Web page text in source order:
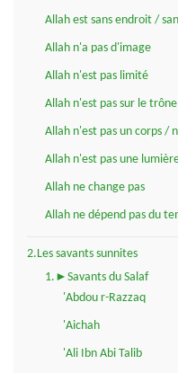
Allah est sans endroit /
Allah n'a pas d'image
Allah n'est pas limité
Allah n'est pas sur le trône
Allah n'est pas un corps /
Allah n'est pas une
Allah ne change pas
Allah ne dépend pas du
2.Les savants sunnites
1.►Savants du Salaf
'Abdou r-Razzaq
'Aichah
'Ali Ibn Abi Talib